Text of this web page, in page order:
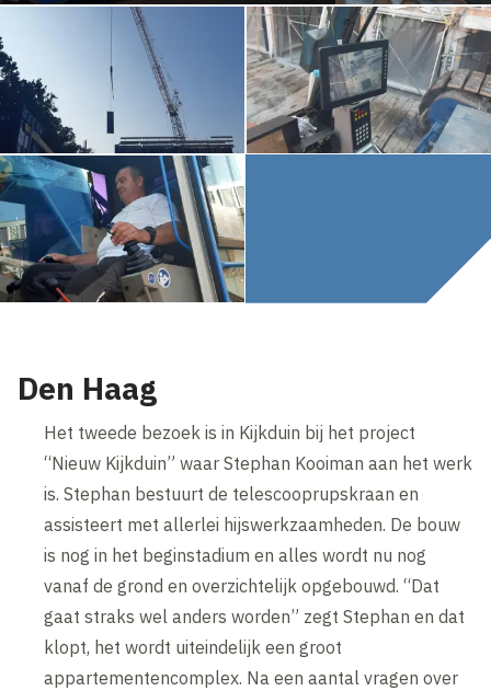
Den Haag
Het tweede bezoek is in Kijkduin bij het project
“Nieuw Kijkduin” waar Stephan Kooiman aan het werk
is. Stephan bestuurt de telescooprupskraan en
assisteert met allerlei hijswerkzaamheden. De bouw
is nog in het beginstadium en alles wordt nu nog
vanaf de grond en overzichtelijk opgebouwd. “Dat
gaat straks wel anders worden” zegt Stephan en dat
klopt, het wordt uiteindelijk een groot
appartementencomplex. Na een aantal vragen over